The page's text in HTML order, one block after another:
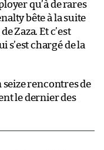
qu’à de rares
bête à la suite
Zaza. Et c’est
s’est chargé de la
rencontres de
le dernier des